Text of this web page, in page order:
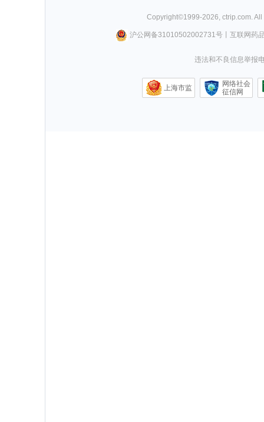
Copyright©1999-2026, ctrip.com.
沪公网备31010502002731号丨 互联网药
违法和不良信息举报
上海市监
网络社会
征信网